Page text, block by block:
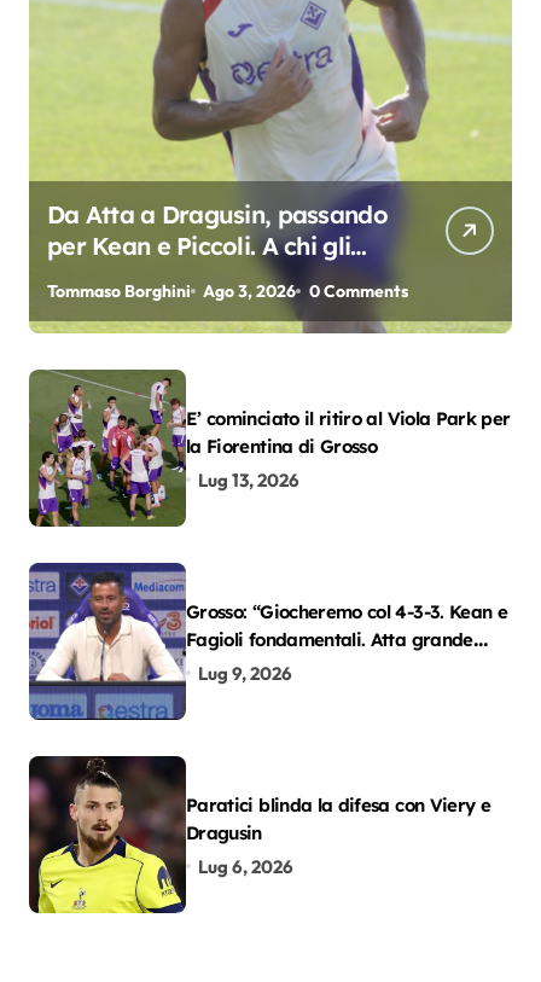
Da Atta a Dragusin, passando
per Kean e Piccoli. A chi gli
oscar del precampionato?
Tommaso Borghini Ago 3, 2026 0 Comments
E’ cominciato il ritiro al Viola Park per
la Fiorentina di Grosso
Lug 13, 2026
Grosso: “Giocheremo col 4-3-3. Kean e
Fagioli fondamentali. Atta grande
colpo”
Lug 9, 2026
Paratici blinda la difesa con Viery e
Dragusin
Lug 6, 2026